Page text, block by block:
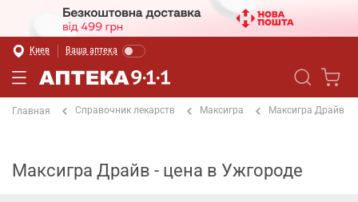
Киев Ваша аптека
Главная Справочник лекарств Максигра Максигра Драйв
Максигра Драйв - цена в Ужгороде